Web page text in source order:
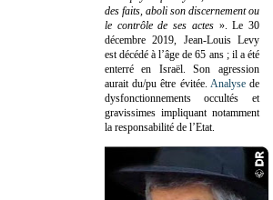
des faits, aboli son discernement ou
le contrôle de ses actes». Le 30
décembre 2019, Jean-Louis Levy
est décédé à l’âge de 65 ans ; il a été
enterré en Israël. Son agression
aurait du/pu être évitée. Analysede
dysfonctionnements occultés et
gravissimes impliquant notamment
la responsabilité de l’Etat.